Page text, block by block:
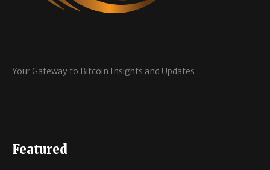
Your Gateway to Bitcoin Insights and Updates
Featured